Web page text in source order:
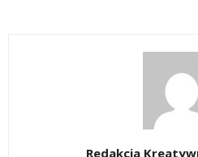
Redakcja